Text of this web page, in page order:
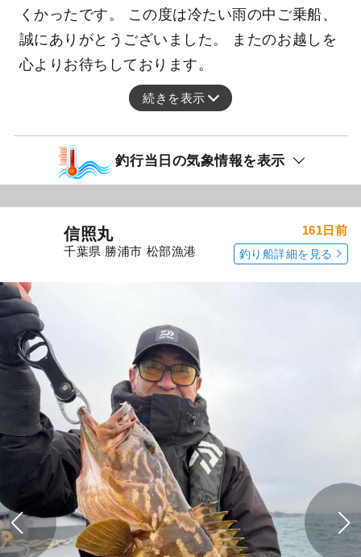
くかったです。 この度は冷たい雨の中ご乗船、
誠にありがとうございました。 またのお越しを
心よりお待ちしております。
続きを表示
釣行当日の気象情報を表示
信照丸
千葉県 勝浦市 松部漁港
161日前
釣り船詳細を見る